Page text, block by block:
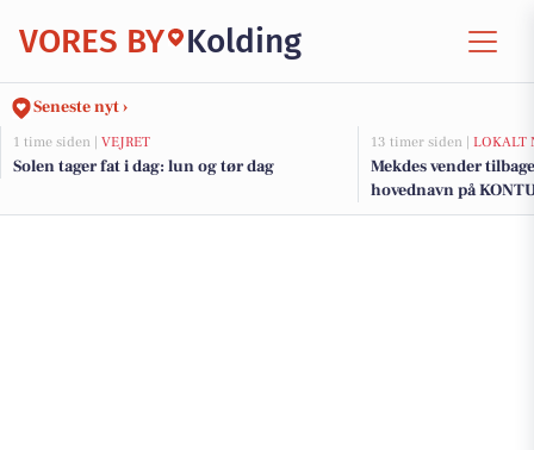
VORES BY Kolding
Seneste nyt ›
1 time siden | VEJRET
Solen tager fat i dag: lun og tør dag
13 timer siden | LOKALT
Mekdes vender
hovednavn på